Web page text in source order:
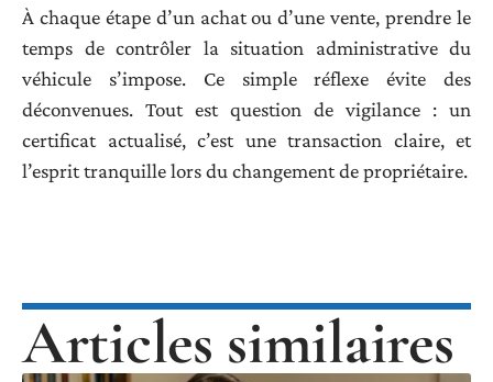
À chaque étape d’un achat ou d’une vente, prendre le
temps de contrôler la situation administrative du
véhicule s’impose. Ce simple réflexe évite des
déconvenues. Tout est question de vigilance : un
certificat actualisé, c’est une transaction claire, et
l’esprit tranquille lors du changement de propriétaire.
Articles similaires